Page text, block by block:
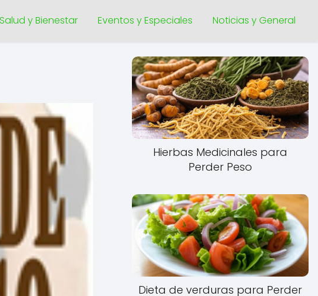
Salud y Bienestar Eventos y Especiales Noticias y General
Hierbas Medicinales para
Perder Peso
Dieta de verduras para Perder